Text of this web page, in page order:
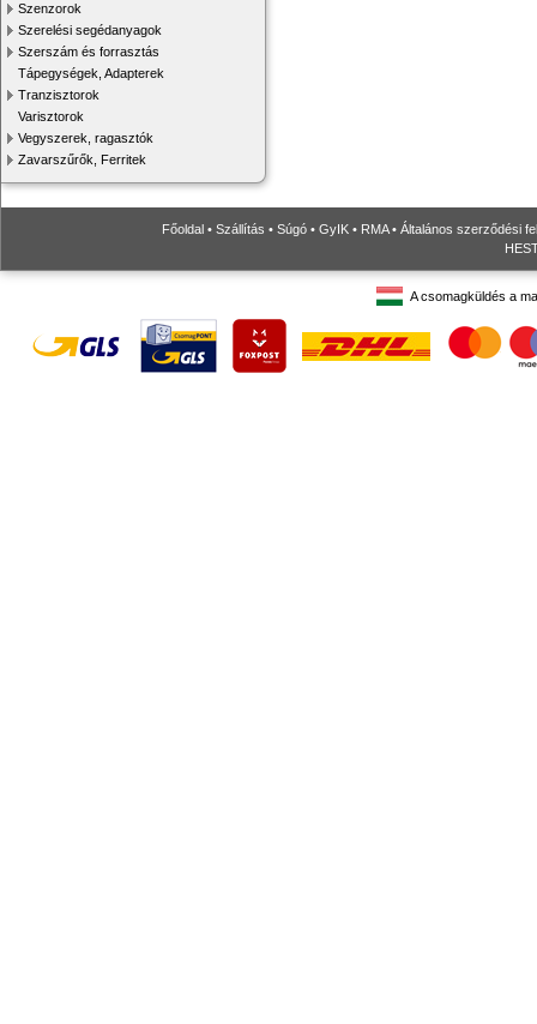
Szenzorok
Szerelési segédanyagok
Szerszám és forrasztás
Tápegységek, Adapterek
Tranzisztorok
Varisztorok
Vegyszerek, ragasztók
Zavarszűrők, Ferritek
Főoldal • Szállítás • Súgó • GyIK • RMA• Általános szerződési
A csomagküldés a